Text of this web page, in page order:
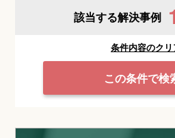
該当する解決事例
条件内容のクリ
この条件で検